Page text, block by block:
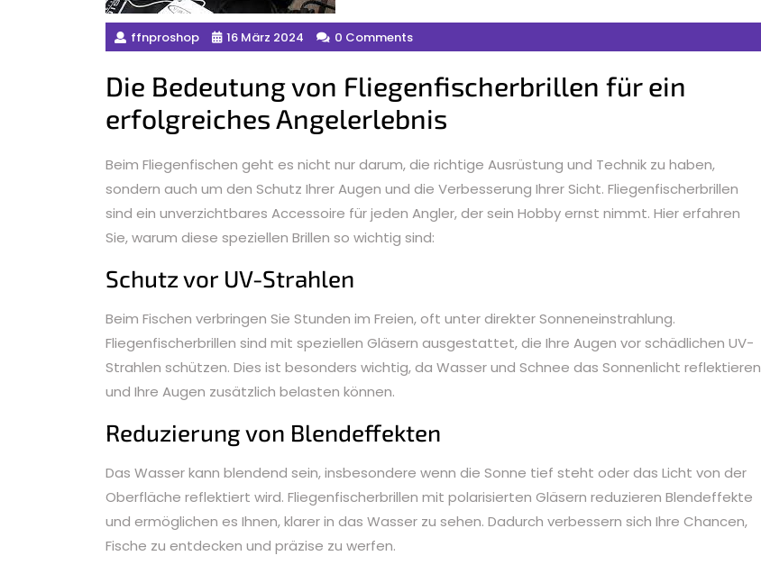
ffnproshop 16 März 2024 0 Comments
Die Bedeutung von Fliegenfischerbrillen für ein
erfolgreiches Angelerlebnis
Beim Fliegenfischen geht es nicht nur darum, die richtige Ausrüstung und Technik zu haben,
sondern auch um den Schutz Ihrer Augen und die Verbesserung Ihrer Sicht. Fliegenfischerbrillen
sind ein unverzichtbares Accessoire für jeden Angler, der sein Hobby ernst nimmt. Hier erfahren
Sie, warum diese speziellen Brillen so wichtig sind:
Schutz vor UV-Strahlen
Beim Fischen verbringen Sie Stunden im Freien, oft unter direkter Sonneneinstrahlung.
Fliegenfischerbrillen sind mit speziellen Gläsern ausgestattet, die Ihre Augen vor schädlichen UV-
Strahlen schützen. Dies ist besonders wichtig, da Wasser und Schnee das Sonnenlicht reflektieren
und Ihre Augen zusätzlich belasten können.
Reduzierung von Blendeffekten
Das Wasser kann blendend sein, insbesondere wenn die Sonne tief steht oder das Licht von der
Oberfläche reflektiert wird. Fliegenfischerbrillen mit polarisierten Gläsern reduzieren Blendeffekte
und ermöglichen es Ihnen, klarer in das Wasser zu sehen. Dadurch verbessern sich Ihre Chancen,
Fische zu entdecken und präzise zu werfen.